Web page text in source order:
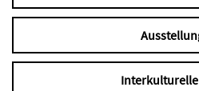
Interkulturelle